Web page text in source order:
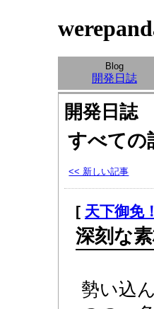
Blog
開発日誌
開発日誌
すべての
<< 新しい記事
[ 天下御免
深刻な
勢い込